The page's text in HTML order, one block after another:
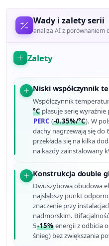
Wady i zalety serii
analiza AI z porównaniem
Zalety
Niski współczynnik
Współczynnik
°C plasuje serię
PERC (-0.35%/°C). W
dachy nagrzewają się do
przekłada się na kilka
na każdy zainstalowany
Konstrukcja double
Dwuszybowa obudowa
najsłabszy punkt
znaczenie przy
nadmorskim.
5-15% energii z odbicia
śnieg) bez zwiększania